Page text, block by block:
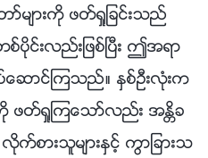
မ်ားကို ဖတ္ရႈျခင္းသည္
င္းလည္းျဖစ္ၿပီး ဤအရာ
ာင္ၾကသည္။ ႏွစ္ဦးလုံးက
ဖတ္ရႈၾကေသာ္လည္း အႏၲိခ
စားသူမ်ားႏွင့္ ကြာျခားသ